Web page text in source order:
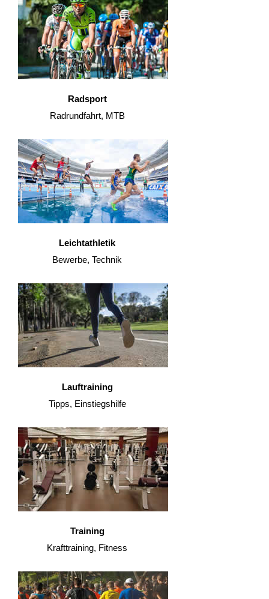
Radsport
Radrundfahrt, MTB
Leichtathletik
Bewerbe, Technik
Lauftraining
Tipps, Einstiegshilfe
Training
Krafttraining, Fitness